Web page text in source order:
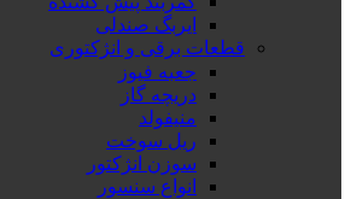
ایربگ صندلی
قطعات برقی و انژکتوری
جعبه فیوز
دریچه گاز
منیفولد
ریل سوخت
سوزن انژکتور
انواع سنسور